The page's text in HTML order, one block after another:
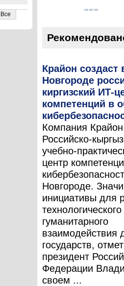
Все
Крайон
Новгороде
киргизский ИТ-
компетенций в
Компания Крайон
Российско-
учебно-
центр
Новгороде.
инициативы для
гуманитарного
взаимодействия
государств,
президент
Федерации
своем ...